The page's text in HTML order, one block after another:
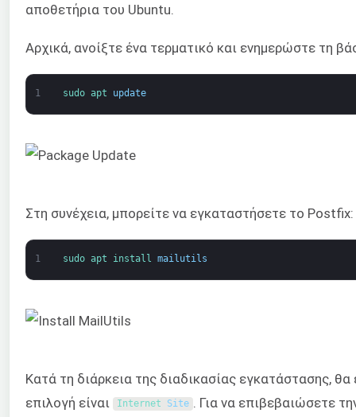
αποθετήρια του Ubuntu.
Αρχικά, ανοίξτε ένα τερματικό και ενημερώστε τη
1 sudo apt update
Στη συνέχεια, μπορείτε να εγκαταστήσετε το Postfix:
1 sudo apt install mailutils
Κατά τη διάρκεια της διαδικασίας εγκατάστασης,
επιλογή είναι
Internet Site . Για να επιβεβαιώσετε